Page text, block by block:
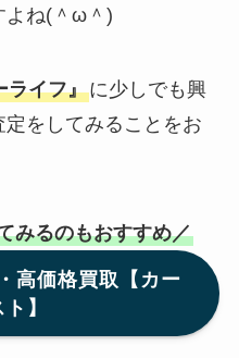
よね(＾ω＾)
ライフ』に少しでも興
をしてみることをお
みるのもおすすめ／
高価格買取【カー
】